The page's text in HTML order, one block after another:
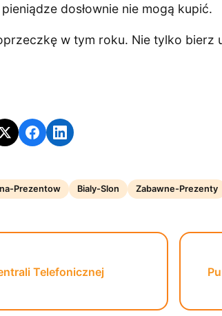
dosłownie nie mogą kupić.
w tym roku. Nie tylko bierz
Prezentow Bialy-Slon Zabawne-Prezenty
Telefonicznej